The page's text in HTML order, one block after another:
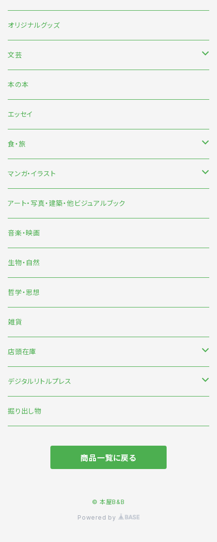
7月『グッバイ・ハロー・ワールド』『終末パートナー』刊行記念
オリジナルグッズ
文芸
日本文芸
海外文芸
詩歌・短歌・俳句
本の本
エッセイ
食・旅
食
旅
マンガ・イラスト
マンガ
イラスト
雨宮ひかる
くまおり純
アート・写真・建築・他ビジュアルブック
音楽・映画
生物・自然
哲学・思想
雑貨
店頭在庫
新刊台
本の本
デジタルリトルプレス
オリジナル
掘り出し物
商品一覧に戻る
© 本屋B&B
Powered by